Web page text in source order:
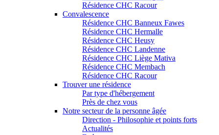
Résidence CHC Racour
Convalescence
Résidence CHC Banneux Fawes
Résidence CHC Hermalle
Résidence CHC Heusy
Résidence CHC Landenne
Résidence CHC Liège Mativa
Résidence CHC Membach
Résidence CHC Racour
Trouver une résidence
Par type d'hébergement
Près de chez vous
Notre secteur de la personne âgée
Direction - Philosophie et points forts
Actualités